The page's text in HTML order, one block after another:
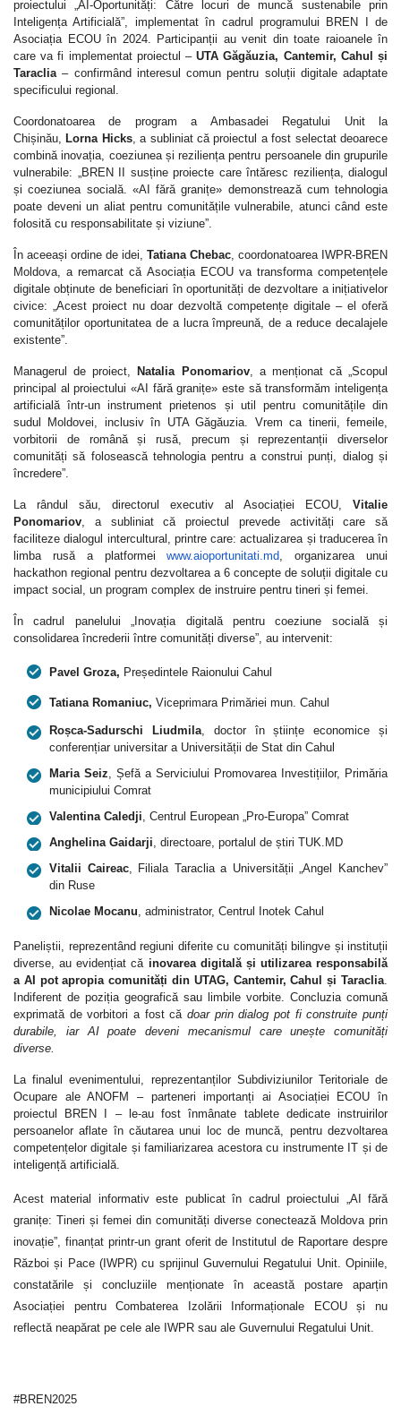
proiectului „AI-Oportunități: Către locuri de muncă sustenabile prin
Inteligența Artificială”, implementat în cadrul programului BREN I de
Asociația ECOU în 2024. Participanții au venit din toate raioanele în
care va fi implementat proiectul –UTA Găgăuzia, Cantemir, Cahul și
Taraclia– confirmând interesul comun pentru soluții digitale adaptate
specificului regional.
Coordonatoarea de program a Ambasadei Regatului Unit la
Chișinău, Lorna Hicks, a subliniat că proiectul a fost selectat deoarece
combină inovația, coeziunea și reziliența pentru persoanele din grupurile
vulnerabile: „BREN II susține proiecte care întăresc reziliența, dialogul
și coeziunea socială. «AI fără granițe» demonstrează cum tehnologia
poate deveni un aliat pentru comunitățile vulnerabile, atunci când este
folosită cu responsabilitate și viziune”.
În aceeași ordine de idei, Tatiana Chebac, coordonatoarea IWPR-BREN
Moldova, a remarcat că Asociația ECOU va transforma competențele
digitale obținute de beneficiari în oportunități de dezvoltare a inițiativelor
civice: „Acest proiect nu doar dezvoltă competențe digitale – el oferă
comunităților oportunitatea de a lucra împreună, de a reduce decalajele
existente”.
Managerul de proiect, Natalia Ponomariov, a menționat că „Scopul
principal al proiectului «AI fără granițe» este să transformăm inteligența
artificială într-un instrument prietenos și util pentru comunitățile din
sudul Moldovei, inclusiv în UTA Găgăuzia. Vrem ca tinerii, femeile,
vorbitorii de română și rusă, precum și reprezentanții diverselor
comunități să folosească tehnologia pentru a construi punți, dialog și
încredere”.
La rândul său, directorul executiv al Asociației ECOU, Vitalie
Ponomariov, a subliniat că proiectul prevede activități care să
faciliteze dialogul intercultural, printre care: actualizarea și traducerea în
limba rusă a platformeiwww.aioportunitati.md, organizarea unui
hackathon regional pentru dezvoltarea a 6 concepte de soluții digitale cu
impact social, un program complex de instruire pentru tineri și femei.
În cadrul panelului „Inovația digitală pentru coeziune socială și
consolidarea încrederii între comunități diverse”, au intervenit:
Pavel Groza, Președintele Raionului Cahul
Tatiana Romaniuc, Viceprimara Primăriei mun. Cahul
Roșca-Sadurschi Liudmila, doctor în științe economice și
conferențiar universitar a Universității de Stat din Cahul
Maria Seiz, Șefă a Serviciului Promovarea Investițiilor, Primăria
municipiului Comrat
Valentina Caledji, Centrul European „Pro-Europa” Comrat
Anghelina Gaidarji, directoare, portalul de știri TUK.MD
Vitalii Caireac, Filiala Taraclia a Universității „Angel Kanchev”
din Ruse
Nicolae Mocanu, administrator, Centrul Inotek Cahul
Paneliștii, reprezentând regiuni diferite cu comunități bilingve și instituții
diverse, au evidențiat că inovarea digitală și utilizarea responsabilă
a AI pot apropia comunități din UTAG, Cantemir, Cahul și Taraclia.
Indiferent de poziția geografică sau limbile vorbite. Concluzia comună
exprimată de vorbitori a fost că doar prin dialog pot fi construite punți
durabile, iar AI poate deveni mecanismul care unește comunități
diverse.
La finalul evenimentului, reprezentanților Subdiviziunilor Teritoriale de
Ocupare ale ANOFM – parteneri importanți ai Asociației ECOU în
proiectul BREN I – le-au fost înmânate tablete dedicate instruirilor
persoanelor aflate în căutarea unui loc de muncă, pentru dezvoltarea
competențelor digitale și familiarizarea acestora cu instrumente IT și de
inteligență artificială.
Acest material informativ este publicat în cadrul proiectului „AI fără
granițe: Tineri și femei din comunități diverse conectează Moldova prin
inovație”, finanțat printr-un grant oferit de Institutul de Raportare despre
Război și Pace (IWPR) cu sprijinul Guvernului Regatului Unit. Opiniile,
constatările și concluziile menționate în această postare aparțin
Asociației pentru Combaterea Izolării Informaționale ECOU și nu
reflectă neapărat pe cele ale IWPR sau ale Guvernului Regatului Unit.
#BREN2025